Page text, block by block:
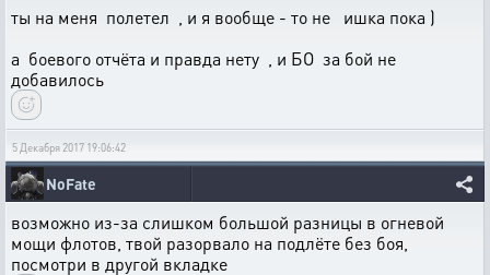
ты на меня полетел , и я вообще - то не ишка пока )
а боевого отчёта и правда нету , и БО за бой не
добавилось
5 Декабря 2017 19:06:42
NoFate
возможно из-за слишком большой разницы в огневой
мощи флотов, твой разорвало на подлёте без боя,
посмотри в другой вкладке